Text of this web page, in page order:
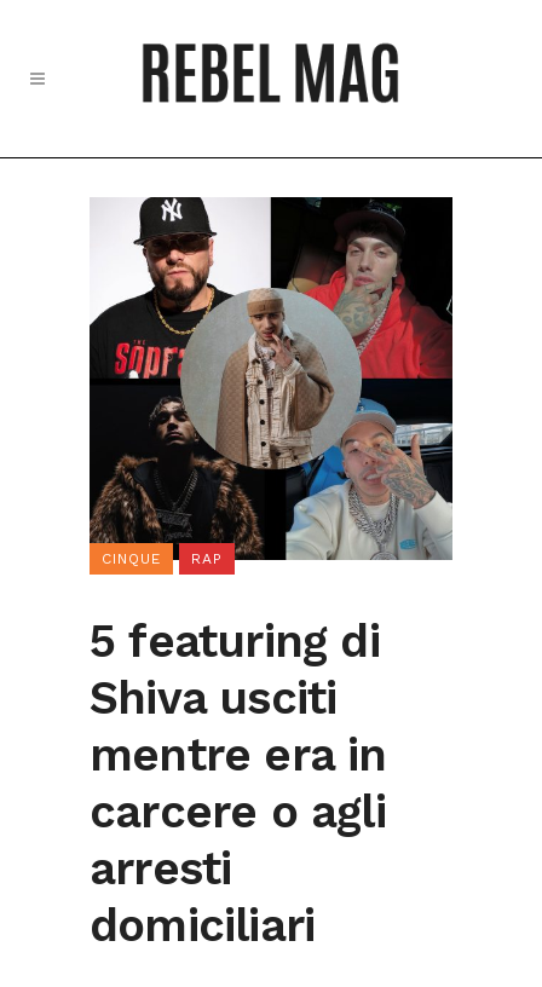
CINQUE RAP
5 featuring di
Shiva usciti
mentre era in
carcere o agli
arresti
domiciliari